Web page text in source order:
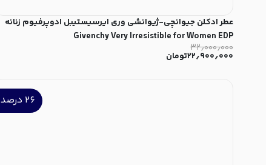
عطر ادکلن جیوانچی-ژیوانشی وری ایرسیستیبل ادوپرفیوم زنانه
Givenchy Very Irresistible for Women EDP
۳۲٫۰۰۰٫۰۰۰
۲۲٫۹۰۰٫۰۰۰تومان
۲۶ درصد